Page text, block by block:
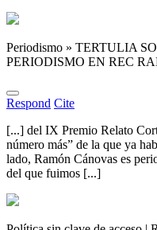
Periodismo » TERTULIA
PERIODISMO EN REC
Respond Cite
[...] del IX Premio Relato
número más” de la que ya
lado, Ramón Cánovas es
del que fuimos [...]